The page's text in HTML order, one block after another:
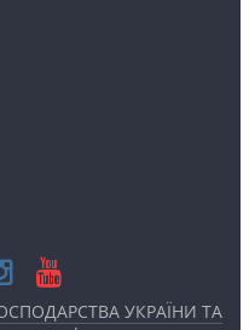
УКРАЇНИ ТА